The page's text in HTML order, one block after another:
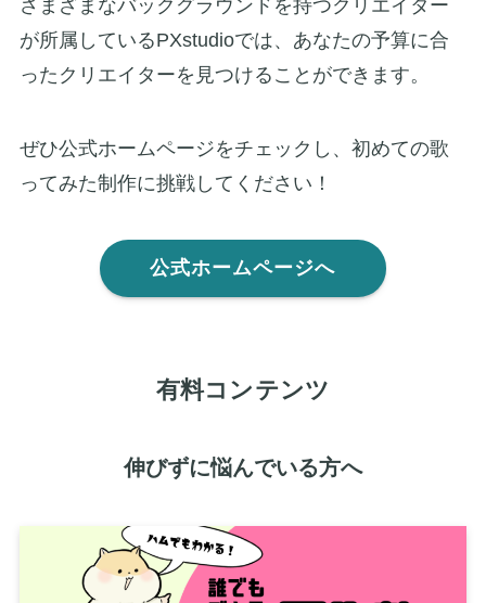
さまざまなバックグラウンドを持つクリエイター
が所属しているPXstudioでは、あなたの予算に合
ったクリエイターを見つけることができます。
ぜひ公式ホームページをチェックし、初めての歌
ってみた制作に挑戦してください！
公式ホームページへ
有料コンテンツ
伸びずに悩んでいる方へ